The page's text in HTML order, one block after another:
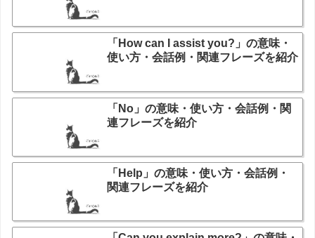
「How can I assist you?」の意味・
使い方・会話例・関連フレーズを紹介
「No」の意味・使い方・会話例・関
連フレーズを紹介
「Help」の意味・使い方・会話例・
関連フレーズを紹介